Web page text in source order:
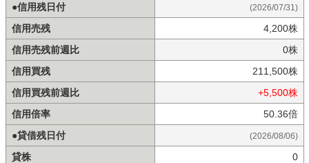
●信用残日付
(2026/07/31)
信用売残
4,200株
信用売残前週比
0株
信用買残
211,500株
信用買残前週比
+5,500株
信用倍率
50.36倍
●貸借残日付
(2026/08/06)
貸株
0